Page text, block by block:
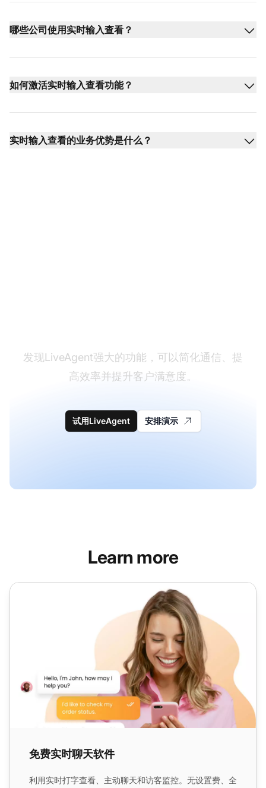
哪些公司使用实时输入查看？
如何激活实时输入查看功能？
实时输入查看的业务优势是什么？
发现LiveAgent强大的功能，可以简化通信、提
高效率并提升客户满意度。
试用LiveAgent 安排演示
Learn more
免费实时聊天软件
免费实时聊天软件
利用实时打字查看、主动聊天和访客监控。无设置费、全